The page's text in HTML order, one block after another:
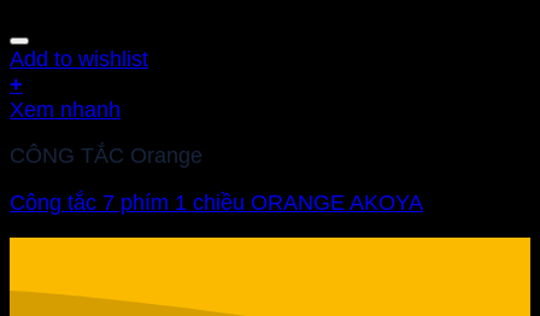
Add to wishlist
+
Xem nhanh
CÔNG TẮC Orange
Công tắc 7 phím 1 chiều ORANGE AKOYA